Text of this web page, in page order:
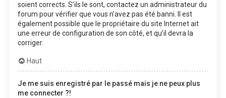
soient corrects. S’ils le sont, contactez un administrateur du
forum pour vérifier que vous n’avez pas été banni. Il est
également possible que le propriétaire du site Internet ait
une erreur de configuration de son côté, et qu’il devra la
corriger.
Haut
Je me suis enregistré par le passé mais je ne peux plus
me connecter ?!